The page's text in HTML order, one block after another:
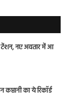
नए अवतार में आ
का ये रिकॉर्ड